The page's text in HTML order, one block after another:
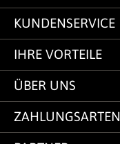
KUNDENSERVICE
IHRE VORTEILE
ÜBER UNS
ZAHLUNGSARTEN